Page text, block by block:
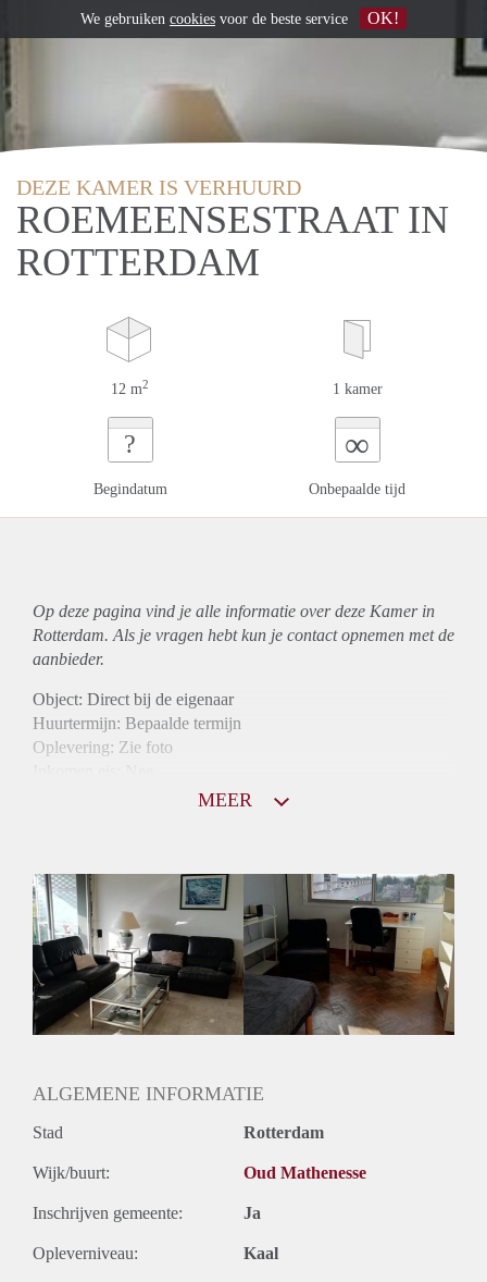
DEZE KAMER IS VERHUURD
ROEMEENSESTRAAT IN
ROTTERDAM
12 m2 1 kamer
?
Begindatum
∞
Onbepaalde tijd
Op deze pagina vind je alle informatie over deze Kamer in
Rotterdam. Als je vragen hebt kun je contact opnemen met de
aanbieder.
Object: Direct bij de eigenaar
Huurtermijn: Bepaalde termijn
Oplevering: Zie foto
Gedeelde Douche: Ja
Gedeelde woonkamer: Ja
Huisgenoten: Ja
Geslacht huisgenoten: Gemengd
MEER
ALGEMENE INFORMATIE
Stad Rotterdam
Wijk/buurt: Oud Mathenesse
Inschrijven gemeente: Ja
Opleverniveau: Kaal
We gebruiken cookies voor de beste service OK!